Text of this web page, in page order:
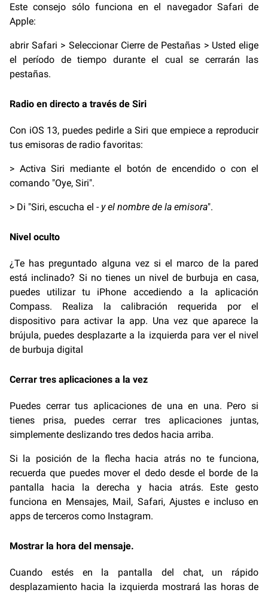
Este consejo sólo funciona en el navegador Safari de
Apple:
abrir Safari > Seleccionar Cierre de Pestañas > Usted elige
el período de tiempo durante el cual se cerrarán las
pestañas.
Radio en directo a través de Siri
Con iOS 13, puedes pedirle a Siri que empiece a reproducir
tus emisoras de radio favoritas:
> Activa Siri mediante el botón de encendido o con el
comando "Oye, Siri".
> Di "Siri, escucha el - y el nombre de la emisora".
Nivel oculto
¿Te has preguntado alguna vez si el marco de la pared
está inclinado? Si no tienes un nivel de burbuja en casa,
puedes utilizar tu iPhone accediendo a la aplicación
Compass. Realiza la calibración requerida por el
dispositivo para activar la app. Una vez que aparece la
brújula, puedes desplazarte a la izquierda para ver el nivel
de burbuja digital
Cerrar tres aplicaciones a la vez
Puedes cerrar tus aplicaciones de una en una. Pero si
tienes prisa, puedes cerrar tres aplicaciones juntas,
simplemente deslizando tres dedos hacia arriba.
Si la posición de la flecha hacia atrás no te funciona,
recuerda que puedes mover el dedo desde el borde de la
pantalla hacia la derecha y hacia atrás. Este gesto
funciona en Mensajes, Mail, Safari, Ajustes e incluso en
apps de terceros como Instagram.
Mostrar la hora del mensaje.
Cuando estés en la pantalla del chat, un rápido
desplazamiento hacia la izquierda mostrará las horas de